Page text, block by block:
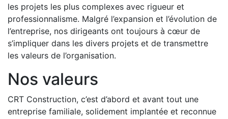
les projets les plus complexes avec rigueur et
professionnalisme. Malgré l’expansion et l’évolution de
l’entreprise, nos dirigeants ont toujours à cœur de
s’impliquer dans les divers projets et de transmettre
les valeurs de l’organisation.
Nos valeurs
CRT Construction, c’est d’abord et avant tout une
entreprise familiale, solidement implantée et reconnue